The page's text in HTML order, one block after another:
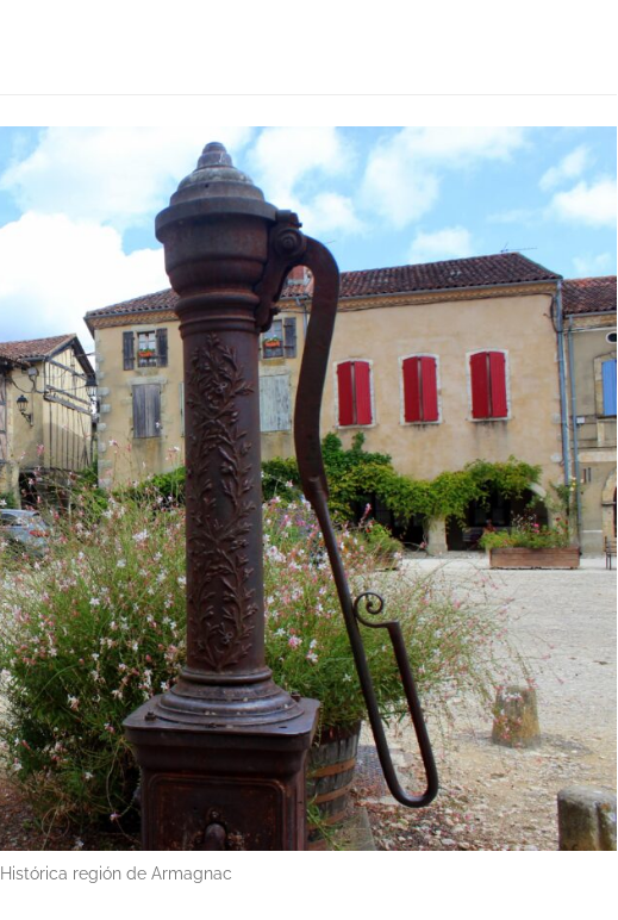
Histórica región de Armagnac